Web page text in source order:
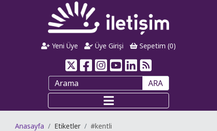
Yeni Üye Üye Girişi Sepetim (0)
ARA
Anasayfa Etiketler #kentli